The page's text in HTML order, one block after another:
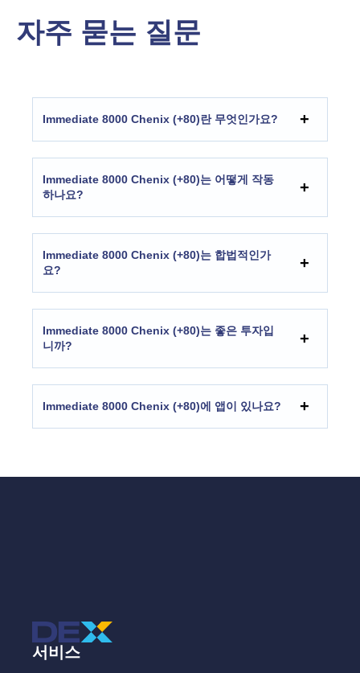
자주 묻는 질문
Immediate 8000 Chenix (+80)란 무엇인가요?
Immediate 8000 Chenix (+80)는 어떻게 작동
하나요?
Immediate 8000 Chenix (+80)는 합법적인가
요?
Immediate 8000 Chenix (+80)는 좋은 투자입
니까?
Immediate 8000 Chenix (+80)에 앱이 있나요?
서비스